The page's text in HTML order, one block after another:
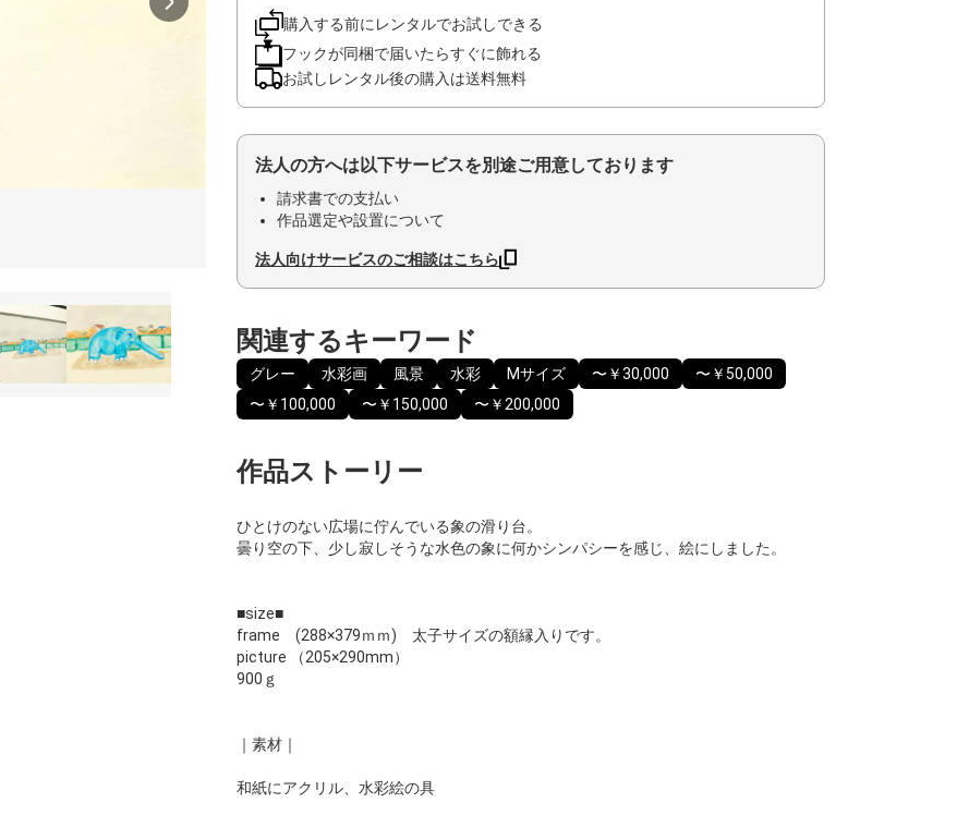
購入する前にレンタルでお試しできる
フックが同梱で届いたらすぐに飾れる
お試しレンタル後の購入は送料無料
法人の方へは以下サービスを別途ご用意しております
請求書での支払い
作品選定や設置について
法人向けサービスのご相談はこちら
関連するキーワード
グレー 水彩画 風景 水彩 Mサイズ 〜￥30,000
〜￥50,000
〜￥100,000
〜￥150,000 〜￥200,000
作品ストーリー
ひとけのない広場に佇んでいる象の滑り台。
曇り空の下、少し寂しそうな水色の象に何かシンパシーを感じ、絵にしました。
■size■
frame (288×379ｍｍ) 太子サイズの額縁入りです。
picture （205×290mm）
900ｇ
｜素材｜
和紙にアクリル、水彩絵の具